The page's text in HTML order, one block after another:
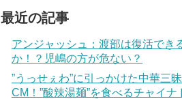
最近の記事
アンジャッシュ：渡部は復活でき
か！？児嶋の方が危ない？
”うっせぇわ”に引っかけた中華三
CM！”酸辣湯麺”を食べるチャイナ